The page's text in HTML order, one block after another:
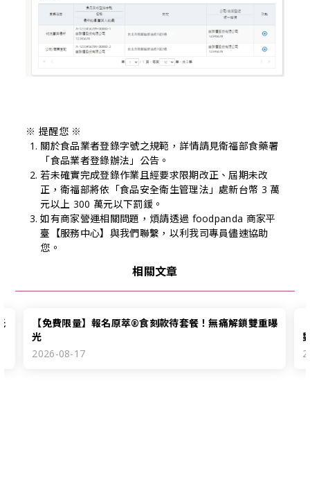
※ 提醒您 ※
關於食品業者登錄字號之規範，詳情請見衛福部食藥署
「食品業者登錄辦法」公告。
若未確實完成登錄作業且經要求限期改正、屆期未改
正，衛福部將依「食品安全衛生管理法」處新台幣 3 萬
元以上 300 萬元以下罰鍰。
如有商家營運相關問題，煩請透過 foodpanda 商家平
臺【服務中心】與我們聯繫，以利我司專員儘速協助
您。
相關文章
【免費限量】報名原萃®食刻款待套餐！無痛解鎖雙重曝
光
2026-08-17